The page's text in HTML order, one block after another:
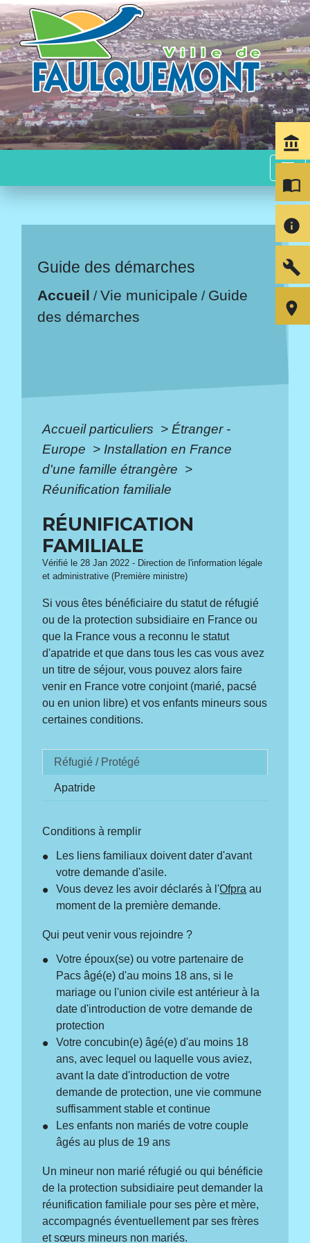
menu
Guide des démarches
Accueil /Vie municipale / Guide
des démarches
Accueil particuliers > Étranger -
Europe > Installation en France
d'une famille étrangère >
Réunification familiale
RÉUNIFICATION
FAMILIALE
Vérifié le 28 Jan 2022 - Direction de l'information légale
et administrative (Première ministre)
Si vous êtes bénéficiaire du statut de réfugié
ou de la protection subsidiaire en France ou
que la France vous a reconnu le statut
d'apatride et que dans tous les cas vous avez
un titre de séjour, vous pouvez alors faire
venir en France votre conjoint (marié, pacsé
ou en union libre) et vos enfants mineurs sous
certaines conditions.
Réfugié / Protégé
Apatride
Conditions à remplir
Les liens familiaux doivent dater d'avant
votre demande d'asile.
Vous devez les avoir déclarés à l'Ofpra au
moment de la première demande.
Qui peut venir vous rejoindre ?
Votre époux(se) ou votre partenaire de
Pacs âgé(e) d'au moins 18 ans, si le
mariage ou l'union civile est antérieur à la
date d'introduction de votre demande de
protection
Votre concubin(e) âgé(e) d'au moins 18
ans, avec lequel ou laquelle vous aviez,
avant la date d'introduction de votre
demande de protection, une vie commune
suffisamment stable et continue
Les enfants non mariés de votre couple
âgés au plus de 19 ans
Un mineur non marié réfugié ou qui bénéficie
de la protection subsidiaire peut demander la
réunification familiale pour ses père et mère,
accompagnés éventuellement par ses frères
et sœurs mineurs non mariés.
account_balance
import_contacts
info
build
room